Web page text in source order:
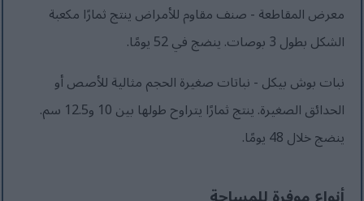
معرض المقاطعة - صنف مقاوم للأمراض ينتج ثمارًا مكعبة
الشكل بطول 3 بوصات. ينضج في 52 يومًا.
نبات بوش بيكل - نباتات صغيرة الحجم مثالية للأصص أو
الحدائق الصغيرة. ينتج ثمارًا يتراوح طولها بين 10 و12.5 سم.
ينضج خلال 48 يومًا.